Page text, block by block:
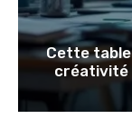
Cette
créativité